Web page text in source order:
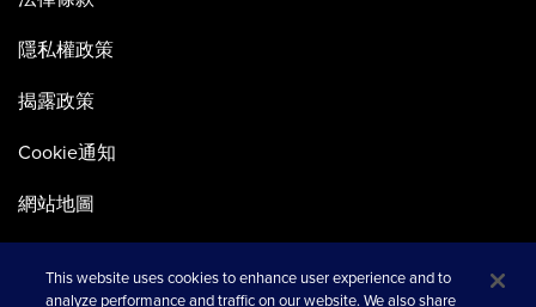
隱私權政策
揭露政策
Cookie通知
網站地圖
This website uses cookies to enhance user experience and to
analyze performance and traffic on our website. We also share